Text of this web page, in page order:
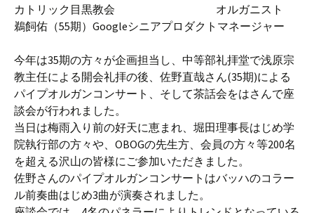
カトリック目黒教会 オルガニスト
鵜飼佑（55期）Googleシニアプロダクトマネージャー
今年は35期の方々が企画担当し、中等部礼拝堂で浅原宗
教主任による開会礼拝の後、佐野直哉さん(35期)による
パイプオルガンコンサート、そして茶話会をはさんで座
談会が行われました。
当日は梅雨入り前の好天に恵まれ、堀田理事長はじめ学
院執行部の方々や、OBOGの先生方、会員の方々等200名
を超える沢山の皆様にご参加いただきました。
佐野さんのパイプオルガンコンサートはバッハのコラー
ル前奏曲はじめ3曲が演奏されました。